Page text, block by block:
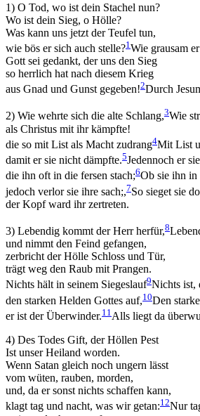
1) O Tod, wo ist dein Stachel nun?
Wo ist dein Sieg, o Hölle?
Was kann uns jetzt der Teufel tun,
wie bös er sich auch stelle?1 Wie grausam
Gott sei gedankt, der uns den Sieg
so herrlich hat nach diesem Krieg
aus Gnad und Gunst gegeben!2Durch
2) Wie wehrte sich die alte Schlang,3Wie
als Christus mit ihr kämpfte!
die so mit List als Macht zudrang4Mit List
damit er sie nicht dämpfte.5Jedennoch er
die ihn oft in die fersen stach;6Ob sie ihn in
jedoch verlor sie ihre sach;,7So sieget sie
der Kopf ward ihr zertreten.
3) Lebendig kommt der Herr herfür,8
und nimmt den Feind gefangen,
zerbricht der Hölle Schloss und Tür,
trägt weg den Raub mit Prangen.
Nichts hält in seinem Siegeslauf9Nichts ist,
den starken Helden Gottes auf,10Den
er ist der Überwinder.11 Alls liegt da
4) Des Todes Gift, der Höllen Pest
Ist unser Heiland worden.
Wenn Satan gleich noch ungern lässt
vom wüten, rauben, morden,
und, da er sonst nichts schaffen kann,
klagt tag und nacht, was wir getan:12Nur
Notwendig
Diese
sind nicht
optional.
Sie werden
benötigt,
damit die
Website
funktioniert.
Statistik
Mit diesen
Cookies
können wir die
Funktionsweise
und Struktur